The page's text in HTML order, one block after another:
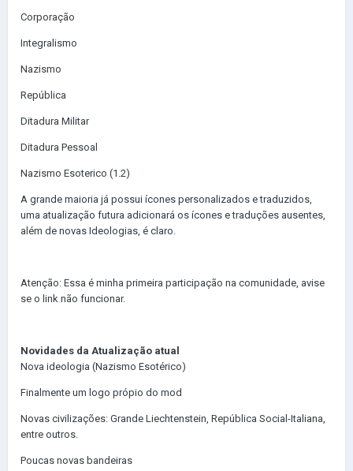
Corporação
Integralismo
Nazismo
República
Ditadura Militar
Ditadura Pessoal
Nazismo Esoterico (1.2)
A grande maioria já possui ícones personalizados e traduzidos,
uma atualização futura adicionará os ícones e traduções ausentes,
além de novas Ideologias, é claro.
Atenção: Essa é minha primeira participação na comunidade, avise
se o link não funcionar.
Novidades da Atualização atual
Nova ideologia (Nazismo Esotérico)
Finalmente um logo própio do mod
Novas civilizações: Grande Liechtenstein, República Social-Italiana,
entre outros.
Poucas novas bandeiras